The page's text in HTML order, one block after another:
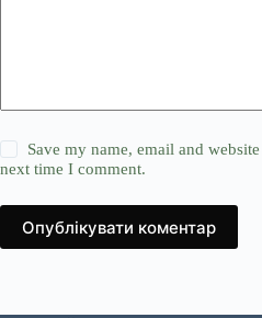
Save my name, email and
next time I comment.
Опублікувати коментар